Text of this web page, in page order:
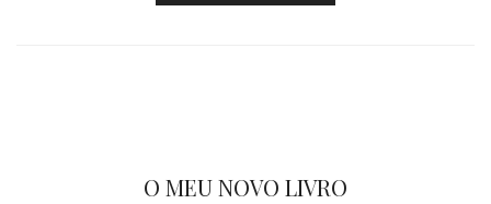
O MEU NOVO LIVRO